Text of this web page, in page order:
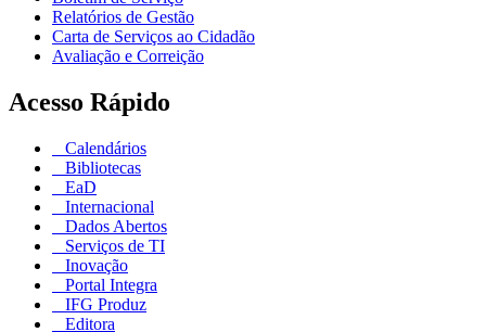
Relatórios de Gestão
Carta de Serviços ao Cidadão
Avaliação e Correição
Acesso Rápido
Calendários
Bibliotecas
EaD
Internacional
Dados Abertos
Serviços de TI
Inovação
Portal Integra
IFG Produz
Editora